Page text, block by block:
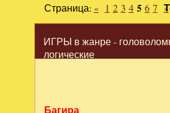
ИГРЫ в жанре -
логические
Страница: « 1 2 3 4 5 6 7 »
Багира